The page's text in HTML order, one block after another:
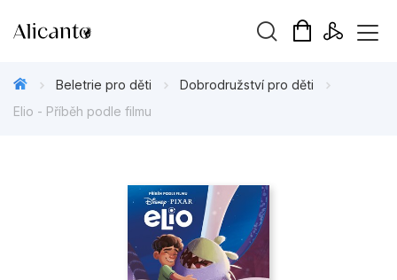
Beletrie pro děti
Dobrodružství pro děti
Elio - Příběh podle filmu